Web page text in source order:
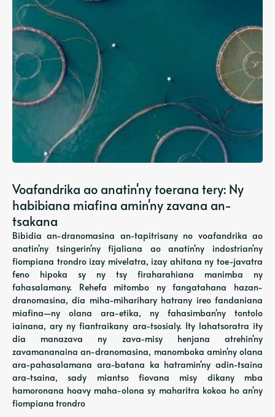
Voafandrika ao anatin'ny toerana tery: Ny
habibiana miafina amin'ny zavana an-
tsakana
Bibidia an-dranomasina an-tapitrisany no voafandrika ao
anatin'ny tsingerin'ny fijaliana ao anatin'ny indostrian'ny
fiompiana trondro izay mivelatra, izay ahitana ny toe-javatra
feno hipoka sy ny tsy firaharahiana manimba ny
fahasalamany. Rehefa mitombo ny fangatahana hazan-
dranomasina, dia miha-miharihary hatrany ireo fandaniana
miafina—ny olana ara-etika, ny fahasimban'ny tontolo
iainana, ary ny fiantraikany ara-tsosialy. Ity lahatsoratra ity
dia manazava ny zava-misy henjana atrehin'ny
zavamananaina an-dranomasina, manomboka amin'ny olana
ara-pahasalamana ara-batana ka hatramin'ny adin-tsaina
ara-tsaina, sady miantso fiovana misy dikany mba
hamoronana hoavy maha-olona sy maharitra kokoa ho an'ny
fiompiana trondro